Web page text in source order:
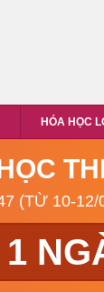
HÓA HỌC
(TỪ 10-12/